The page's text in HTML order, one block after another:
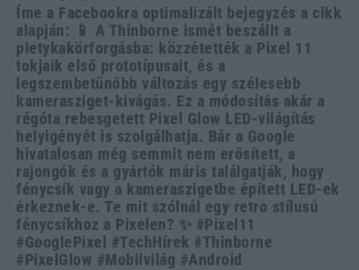
Íme a Facebookra optimalizált bejegyzés a cikk
alapján: 📱 A Thinborne ismét beszállt a
pletykakörforgásba: közzétették a Pixel 11
tokjaik első prototípusait, és a
legszembetűnőbb változás egy szélesebb
kamerasziget-kivágás. Ez a módosítás akár a
régóta rebesgetett Pixel Glow LED-világítás
helyigényét is szolgálhatja. Bár a Google
hivatalosan még semmit nem erősített, a
rajongók és a gyártók máris találgatják, hogy
fénycsík vagy a kameraszigetbe épített LED-ek
érkeznek-e. Te mit szólnál egy retro stílusú
fénycsíkhoz a Pixelen? ✨ #Pixel11
#GooglePixel #TechHírek #Thinborne
#PixelGlow #Mobilvilág #Android